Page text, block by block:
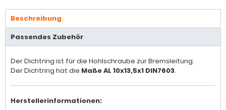
Beschreibung
Passendes Zubehör
Der Dichtring ist für die Hohlschraube zur Bremsleitung.
Der Dichtring hat die Maße AL 10x13,5x1 DIN7603.
Herstellerinformationen: